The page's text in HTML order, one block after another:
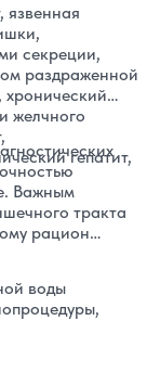
язвенная
секреции,
раздраженной
хронический
желчного
гепатит,
Важным
тракта
рацион
воды